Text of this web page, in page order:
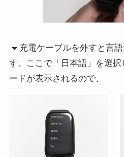
充電ケーブルを外すと言
す。ここで「日本語」を選
ードが表示されるので、